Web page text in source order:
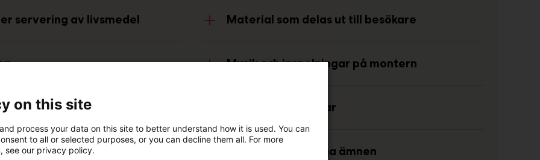
servering av livsmedel Material som delas ut till besökare
Musik och inspelningar på montern
Arbetsuppvisningar
Förvaring av farliga ämnen
on this site
process your data on this site to better understand how it is used. You can
to all or selected purposes, or you can decline them all. For more
see our privacy policy.